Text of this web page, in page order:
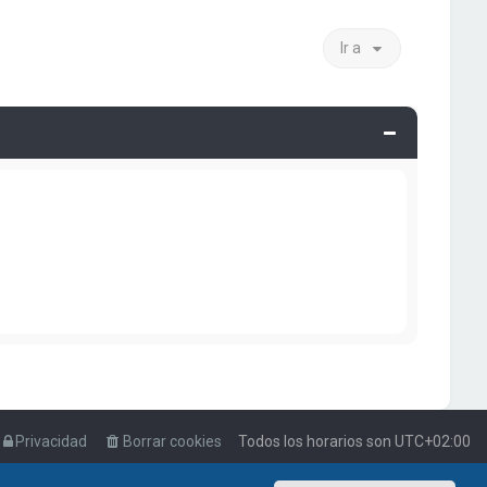
Ir a
Todos los horarios son UTC+02:00
Borrar cookies
Privacidad